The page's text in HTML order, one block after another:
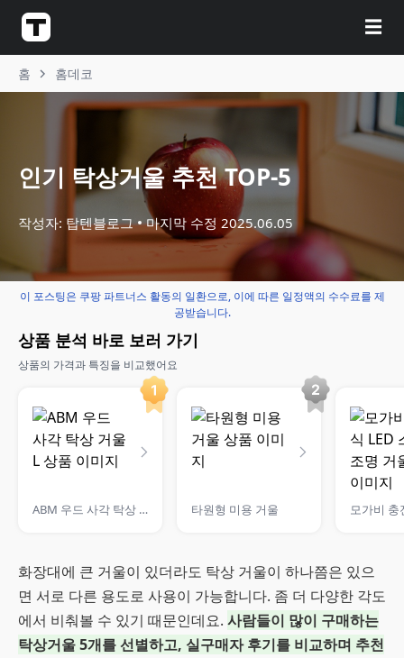
☰
홈 홈데코
인기 탁상거울 추천 TOP-5
작성자: 탑텐블로그 마지막 수정 2025.06.05
이 포스팅은 쿠팡 파트너스 활동의 일환으로, 이에 따른 일정액의 수수료를 제
공받습니다.
상품 분석 바로 보러 가기
상품의 가격과 특징을 비교했어요
ABM 우드 사각 탁상 거울 L 타원형 미용 거울
화장대에 큰 거울이 있더라도 탁상 거울이 하나쯤은 있으
면 서로 다른 용도로 사용이 가능합니다. 좀 더 다양한 각도
에서 비춰볼 수 있기 때문인데요. 사람들이 많이 구매하는
탁상거울 5개를 선별하고, 실구매자 후기를 비교하며 추천